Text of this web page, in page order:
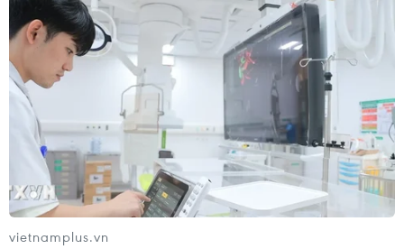
09/06/2020 06:27
Thủ tướng Palestine Mohammed Ishtaye nêu rõ: “Việc
hủy bỏ công nhận Israel sẽ được cân nhắc trong trường
hợp Israel thực hiện kế hoạch sáp nhập."
vietnamplus.vn